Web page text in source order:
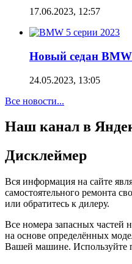
17.06.2023, 12:57
Новый седан BMW
24.05.2023, 13:05
Все новости...
Наш канал в
Дисклеймер
Вся информация на сайте
самостоятельного ремонта
или обратитесь к дилеру.
Все номера запасных частей
на основе определённых
Вашей машине. Используйте